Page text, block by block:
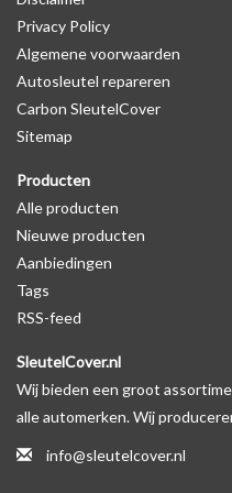
Levering
Voor 16:00 besteld = Dezelfde
Verzending naar België: 1/3
Merk: SleutelCover
Geschikt voor: Dacia
Gewicht: 20g
Materiaal: Siliconen
Geschikt voor o.a. de volgende
* Afhankelijk van het bouwjaar
* Controleer
altijd alsnog eerst
Privacy Policy
Algemene voorwaarden
Autosleutel repareren
Carbon SleutelCover
Sitemap
Producten
Alle producten
Nieuwe producten
Aanbiedingen
Tags
RSS-feed
SleutelCover.nl
Wij bieden een groot
alle automerken. Wij
info@sleutelcover.nl